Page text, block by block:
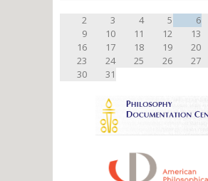
2
3 4 5 6
9
10 11 12 13
16
17 18 19 20
23
24 25 26 27
30
31